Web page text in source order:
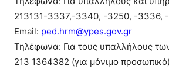
213131-3337,-3340, -3250, -3336,
Email: ped.hrm@ypes.gov.gr
Τηλέφωνα: Για τους υπαλλήλους
213 1364382 (για μόνιμο